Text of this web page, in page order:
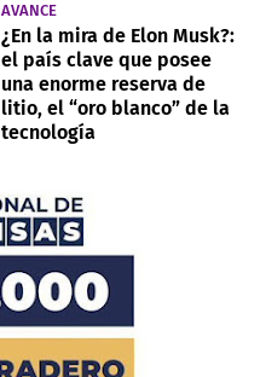
AVANCE
¿En la mira de Elon Musk?:
el país clave que posee
una enorme reserva de
litio, el “oro blanco” de la
tecnología